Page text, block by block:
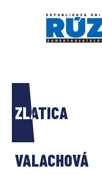
ZLATICA
VALACHOVÁ